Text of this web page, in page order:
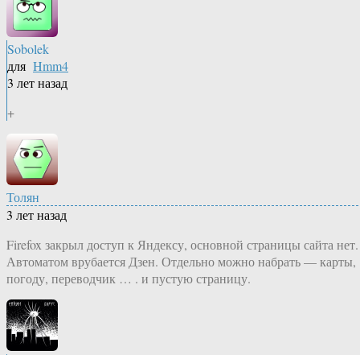
Sobolek
для Hmm4
3 лет назад
+
Толян
3 лет назад
Firefox закрыл доступ к Яндексу, основной страницы сайта нет.
Автоматом врубается Дзен. Отдельно можно набрать — карты,
погоду, переводчик … . и пустую страницу.